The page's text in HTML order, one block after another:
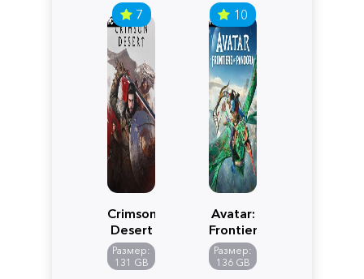
7
Crimson
Desert
Размер:
131 GB
10
Avatar:
Frontiers
of
Pandora
Размер:
136 GB